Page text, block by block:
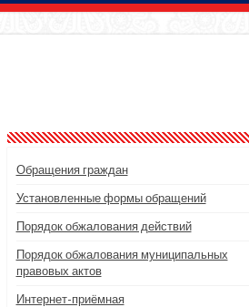
Обращения граждан
Установленные формы обращений
Порядок обжалования действий
Порядок обжалования муниципальных
правовых актов
Интернет-приёмная